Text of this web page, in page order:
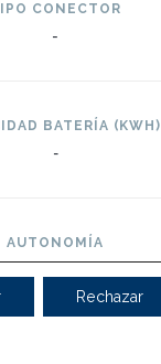
CONECTOR
-
BATERÍA (KWH)
-
AUTONOMÍA
-
Rechazar